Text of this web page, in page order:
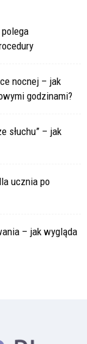
nocnej – jak
godzinami?
słuchu” – jak
ucznia po
– jak wygląda